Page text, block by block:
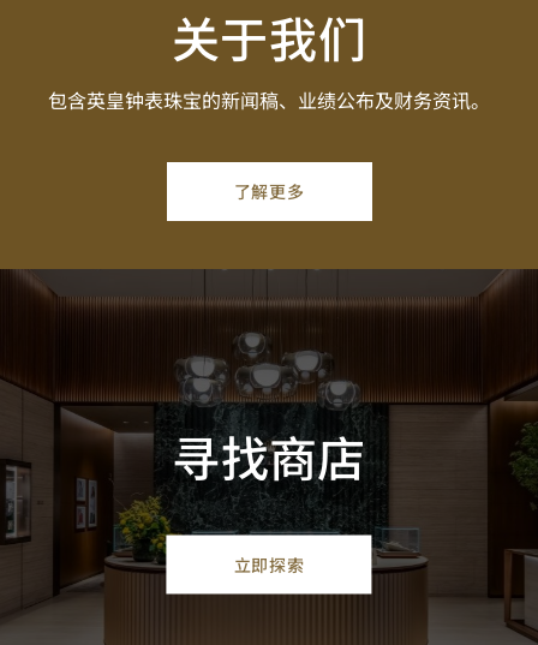
关于我们
包含英皇钟表珠宝的新闻稿、业绩公布及财务资讯。
了解更多
寻找商店
立即探索